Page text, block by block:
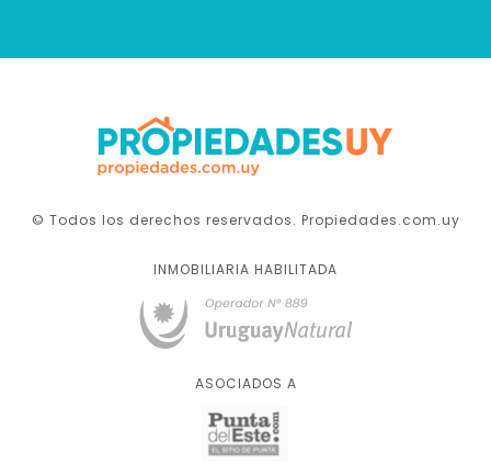
© Todos los derechos reservados. Propiedades.com.uy
INMOBILIARIA HABILITADA
ASOCIADOS A